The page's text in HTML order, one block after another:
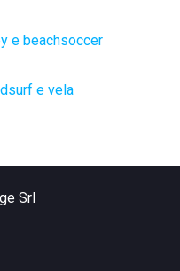
e beachsoccer
e vela
Srl